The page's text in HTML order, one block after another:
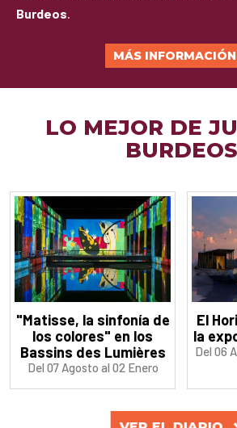
Burdeos
MÁS INFORMACIÓN
LO MEJOR DE
BURDEOS
"Matisse, la sinfonía de
los colores" en los
Bassins des Lumières
Del 07 Agosto al 02 Enero
El
la
Del 06